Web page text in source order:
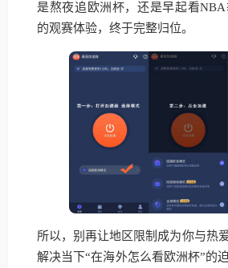
是熬夜追欧洲杯，还是早起看
的观赛体验，终于完整归位。
所以，别再让地区限制成为你与热
解决当下“在海外怎么看欧洲杯”的